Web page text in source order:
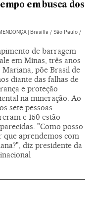
em busca dos
| Brasília / São Paulo /
de barragem
em Minas, três anos
Mariana, põe Brasil de
diante das falhas de
e proteção
na mineração. Ao
sete pessoas
e 150 estão
"Como posso
que aprendemos com
diz presidente da